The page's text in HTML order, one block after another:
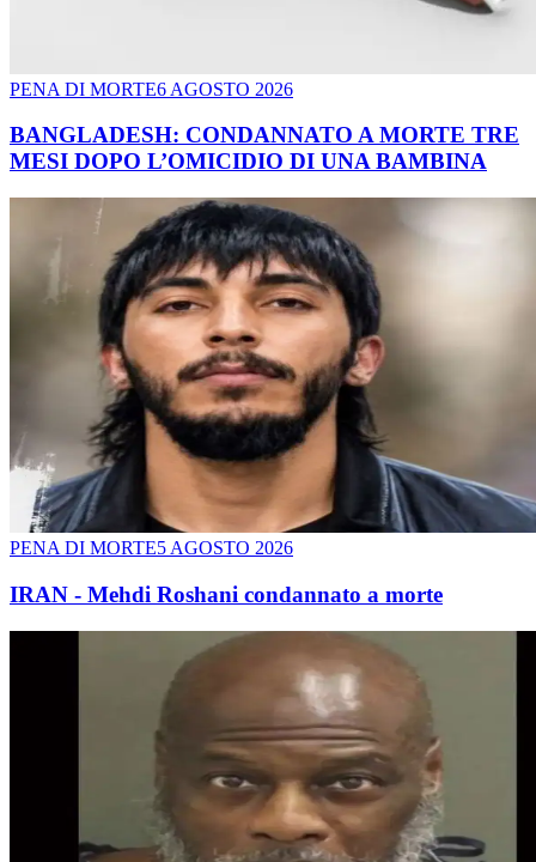
PENA DI MORTE6 AGOSTO 2026
BANGLADESH: CONDANNATO A MORTE TRE
MESI DOPO L’OMICIDIO DI UNA BAMBINA
PENA DI MORTE5 AGOSTO 2026
IRAN - Mehdi Roshani condannato a morte